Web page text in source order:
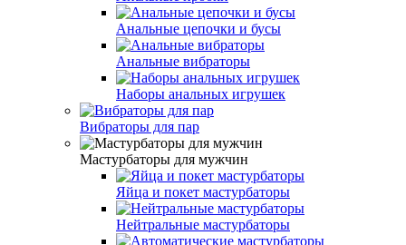
Анальные цепочки и бусы
Анальные вибраторы
Наборы анальных игрушек
Вибраторы для пар
Мастурбаторы для мужчин
Яйца и покет мастурбаторы
Нейтральные мастурбаторы